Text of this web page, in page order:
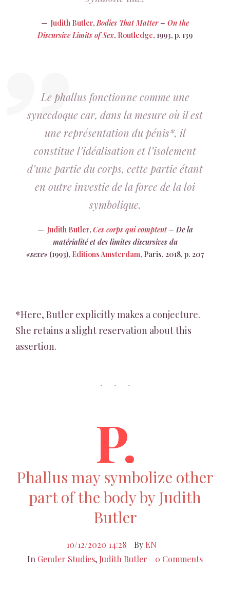
Judith Butler,Bodies That Matter– On the
Discursive Limits of Sex, Routledge, 1993, p. 139
Le phallus fonctionne comme une
synecdoque car, dans la mesure où il est
une représentation du pénis*, il
constitue l’idéalisation et l’isolement
d’une partie du corps, cette partie étant
en outre investie de la force de la loi
symbolique.
Judith Butler, Ces corps qui comptent– De la
matérialité et des limites discursives du
«sexe» (1993), Editions Amsterdam, Paris, 2018, p. 207
*Here, Butler explicitly makes a conjecture.
She retains a slight reservation about this
assertion.
P.
Phallus may symbolize other
part of the body by Judith
Butler
10/12/2020 14:28 By EN
In Gender Studies, Judith Butler 0 Comments